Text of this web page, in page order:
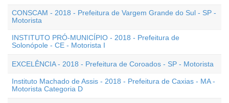
CONSCAM - 2018 - Prefeitura de Vargem Grande do Sul - SP -
Motorista
INSTITUTO PRÓ-MUNICÍPIO - 2018 - Prefeitura de
Solonópole - CE - Motorista I
EXCELÊNCIA - 2018 - Prefeitura de Coroados - SP - Motorista
Instituto Machado de Assis - 2018 - Prefeitura de Caxias - MA -
Motorista Categoria D